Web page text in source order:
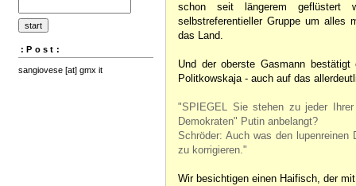
:Post:
sangiovese [at] gmx it
schon seit längerem
selbstreferentieller Gruppe um alles
das Land.
Und der oberste Gasmann
Politkowskaja - auch auf das
"SPIEGEL Sie stehen zu jeder
Demokraten" Putin anbelangt?
Schröder: Auch was den
zu korrigieren."
Wir besichtigen einen Haifisch, der